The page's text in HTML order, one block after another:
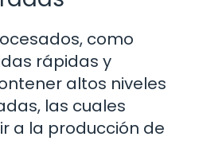
como
rápidas y
altos niveles
las cuales
a la producción de